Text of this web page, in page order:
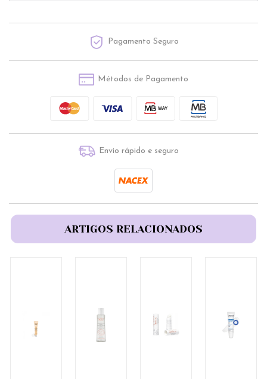
Pagamento Seguro
Métodos de Pagamento
Envio rápido e seguro
ARTIGOS RELACIONADOS